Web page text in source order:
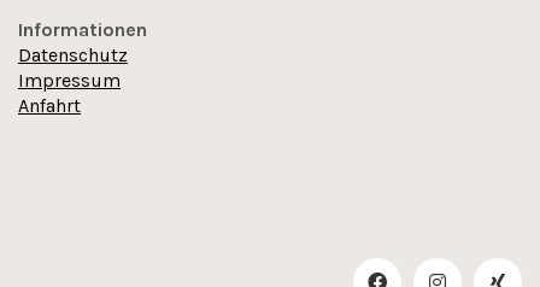
Informationen
Datenschutz
Impressum
Anfahrt